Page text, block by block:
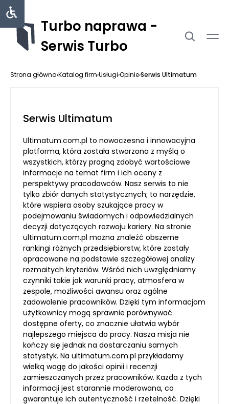
Turbo naprawa -
Serwis Turbo
Strona główna›Katalog firm›Usługi›Opinie›Serwis Ultimatum
Serwis Ultimatum
Ultimatum.com.pl to nowoczesna i innowacyjna
platforma, która została stworzona z myślą o
wszystkich, którzy pragną zdobyć wartościowe
informacje na temat firm i ich oceny z
perspektywy pracodawców. Nasz serwis to nie
tylko zbiór danych statystycznych; to narzędzie,
które wspiera osoby szukające pracy w
podejmowaniu świadomych i odpowiedzialnych
decyzji dotyczących rozwoju kariery. Na stronie
ultimatum.com.pl można znaleźć obszerne
rankingi różnych przedsiębiorstw, które zostały
opracowane na podstawie szczegółowej analizy
rozmaitych kryteriów. Wśród nich uwzględniamy
czynniki takie jak warunki pracy, atmosfera w
zespole, możliwości awansu oraz ogólne
zadowolenie pracowników. Dzięki tym informacjom
użytkownicy mogą sprawnie porównywać
dostępne oferty, co znacznie ułatwia wybór
najlepszego miejsca do pracy. Nasza misja nie
kończy się jednak na dostarczaniu samych
statystyk. Na ultimatum.com.pl przykładamy
wielką wagę do jakości opinii i recenzji
zamieszczanych przez pracowników. Każda z tych
informacji jest starannie moderowana, co
gwarantuje ich autentyczność i rzetelność. Dzięki